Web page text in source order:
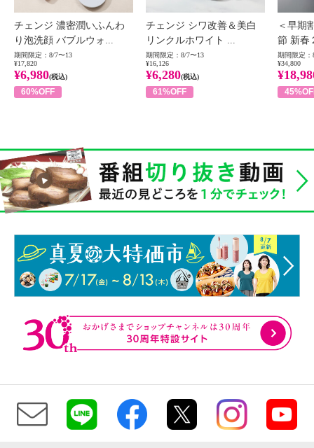
チェンジ 濃密潤いふんわ
り泡洗顔 バブルウォ...
期間限定：8/7〜13
¥17,820
¥6,980(税込)
60%OFF
チェンジ シワ改善＆美白
リンクルホワイト ...
期間限定：8/7〜13
¥16,126
¥6,280(税込)
61%OFF
＜早期
節 新春
期間限定：
¥34,800